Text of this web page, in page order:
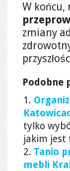
W końcu,
zmiany
Podobne
tylko
jakim jest
Tanio
mebli